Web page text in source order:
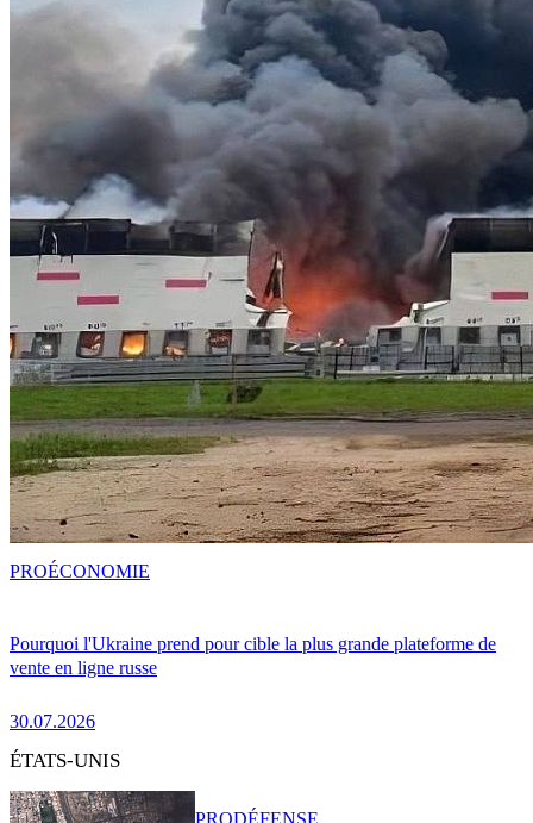
Pourquoi l'Ukraine prend pour cible la plus grande plateforme de
vente en ligne russe
30.07.2026
PROÉCONOMIE
ÉTATS-UNIS
PRODÉFENSE